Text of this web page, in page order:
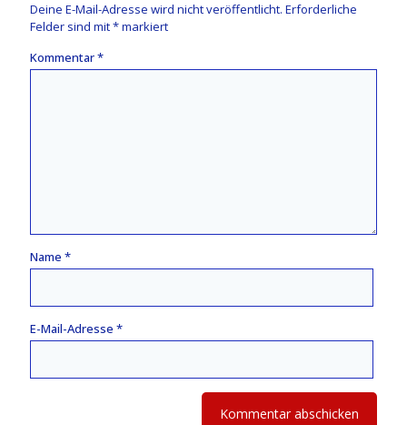
Deine E-Mail-Adresse wird nicht veröffentlicht. Erforderliche
Felder sind mit*markiert
Kommentar*
Name *
E-Mail-Adresse *